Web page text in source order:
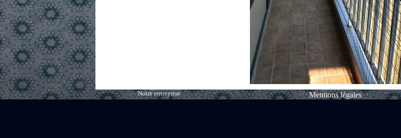
Notre entreprise Mentions légales